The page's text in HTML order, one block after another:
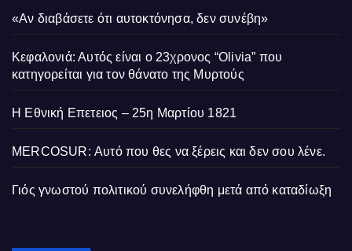
«Αν διαβάσετε ότι αυτοκτόνησα, δεν συνέβη»
Κεφαλονιά: Αυτός είναι ο 23χρονος “Olivia” που
κατηγορείται για τον θάνατο της Μυρτούς
Η Εθνική Επετειος – 25η Μαρτίου 1821
MERCOSUR: Αυτό που θες να ξέρεις και δεν σου λένε.
Γιός γνωστού πολιτικού συνελήφθη μετά από καταδίωξη